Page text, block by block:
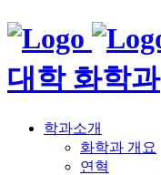
대학 화학과
학과소개
화학과 개요
연혁